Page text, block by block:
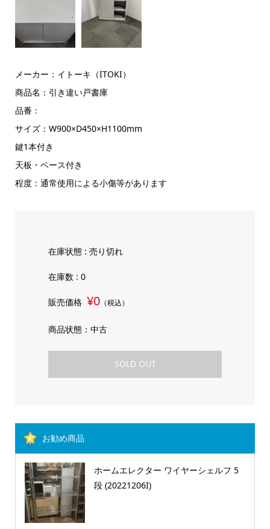
メーカー：イトーキ（ITOKI）
商品名：引き違い戸書庫
品番：
サイズ：W900×D450×H1100mm
鍵1本付き
天板・ベース付き
程度：通常使用による小傷等があります
在庫状態 : 売り切れ
在庫数 : 0
販売価格 ¥0（税込）
商品状態：中古
SOLD OUT
お勧め商品
ホームエレクター ワイヤーシェルフ 5
段 (20221206I)